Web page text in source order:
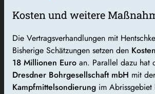
Kosten und weitere
Die Vertragsverhandlungen mit
Bisherige Schätzungen setzen den
18 Millionen Euro an. Parallel dazu hat
Dresdner Bohrgesellschaft mbH mit der
Kampfmittelsondierung im Abrissgebiet